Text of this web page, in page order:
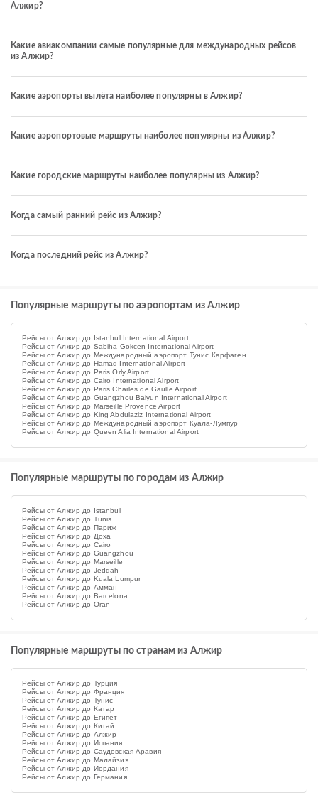
Алжир?
Какие авиакомпании самые популярные для международных рейсов
из Алжир?
Какие аэропорты вылёта наиболее популярны в Алжир?
Какие аэропортовые маршруты наиболее популярны из Алжир?
Какие городские маршруты наиболее популярны из Алжир?
Когда самый ранний рейс из Алжир?
Когда последний рейс из Алжир?
Популярные маршруты по аэропортам из Алжир
Рейсы от Алжир до Istanbul International Airport
Рейсы от Алжир до Sabiha Gokcen International Airport
Рейсы от Алжир до Международный аэропорт Тунис Карфаген
Рейсы от Алжир до Hamad International Airport
Рейсы от Алжир до Paris Orly Airport
Рейсы от Алжир до Cairo International Airport
Рейсы от Алжир до Paris Charles de Gaulle Airport
Рейсы от Алжир до Guangzhou Baiyun International Airport
Рейсы от Алжир до Marseille Provence Airport
Рейсы от Алжир до King Abdulaziz International Airport
Рейсы от Алжир до Международный аэропорт Куала-Лумпур
Рейсы от Алжир до Queen Alia International Airport
Популярные маршруты по городам из Алжир
Рейсы от Алжир до Istanbul
Рейсы от Алжир до Tunis
Рейсы от Алжир до Париж
Рейсы от Алжир до Доха
Рейсы от Алжир до Cairo
Рейсы от Алжир до Guangzhou
Рейсы от Алжир до Marseille
Рейсы от Алжир до Jeddah
Рейсы от Алжир до Kuala Lumpur
Рейсы от Алжир до Амман
Рейсы от Алжир до Barcelona
Рейсы от Алжир до Oran
Популярные маршруты по странам из Алжир
Рейсы от Алжир до Турция
Рейсы от Алжир до Франция
Рейсы от Алжир до Тунис
Рейсы от Алжир до Катар
Рейсы от Алжир до Египет
Рейсы от Алжир до Китай
Рейсы от Алжир до Алжир
Рейсы от Алжир до Испания
Рейсы от Алжир до Саудовская Аравия
Рейсы от Алжир до Малайзия
Рейсы от Алжир до Иордания
Рейсы от Алжир до Германия